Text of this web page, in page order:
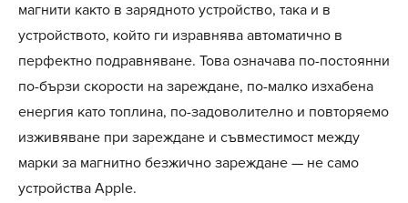
магнити както в зарядното устройство, така и в
устройството, който ги изравнява автоматично в
перфектно подравняване. Това означава по-постоянни
по-бързи скорости на зареждане, по-малко изхабена
енергия като топлина, по-задоволително и повторяемо
изживяване при зареждане и съвместимост между
марки за магнитно безжично зареждане — не само
устройства Apple.